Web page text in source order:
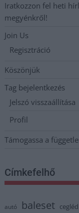
Iratkozzon fel heti
megyénkről!
Join Us
Regisztráció
Köszönjük
Tag bejelentkezés
Jelszó visszaállítása
Profil
Támogassa a
Címkefelhő
autó baleset cegléd